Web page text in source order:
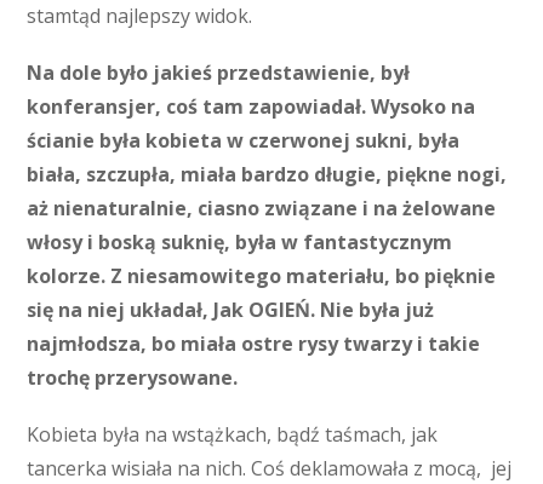
stamtąd najlepszy widok.
Na dole było jakieś przedstawienie, był
konferansjer, coś tam zapowiadał. Wysoko na
ścianie była kobieta w czerwonej sukni, była
biała, szczupła, miała bardzo długie, piękne nogi,
aż nienaturalnie, ciasno związane i na żelowane
włosy i boską suknię, była w fantastycznym
kolorze. Z niesamowitego materiału, bo pięknie
się na niej układał, Jak OGIEŃ. Nie była już
najmłodsza, bo miała ostre rysy twarzy i takie
trochę przerysowane.
Kobieta była na wstążkach, bądź taśmach, jak
tancerka wisiała na nich. Coś deklamowała z mocą, jej